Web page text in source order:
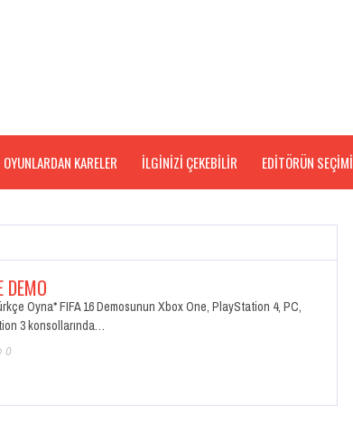
OYUNLARDAN KARELER İLGİNİZİ ÇEKEBİLİR EDITÖRÜN SEÇIMI
DEMO
Oyna* FIFA 16 Demosunun Xbox One, PlayStation 4, PC,
3 konsollarında…
0